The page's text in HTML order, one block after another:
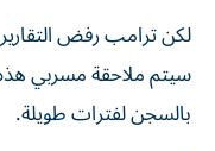
لكن ترامب رفض
سيتم ملاحقة مسربي
بالسجن لفترات طويلة.